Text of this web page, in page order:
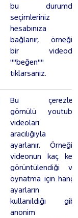
bu durumda
seçimleriniz
hesabınıza
bağlanır, örneğin
bir videoda
""beğen"" i
tıklarsanız.
Bu çerezler,
gömülü youtube
videoları
aracılığıyla
ayarlanır. Örneğin
videonun kaç kez
görüntülendiği ve
oynatma için hangi
ayarların
kullanıldığı gibi
anonim